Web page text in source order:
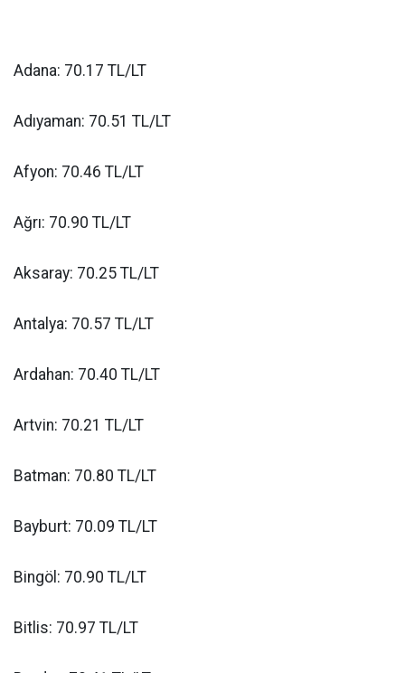
Adana: 70.17 TL/LT
Adıyaman: 70.51 TL/LT
Afyon: 70.46 TL/LT
Ağrı: 70.90 TL/LT
Aksaray: 70.25 TL/LT
Antalya: 70.57 TL/LT
Ardahan: 70.40 TL/LT
Artvin: 70.21 TL/LT
Batman: 70.80 TL/LT
Bayburt: 70.09 TL/LT
Bingöl: 70.90 TL/LT
Bitlis: 70.97 TL/LT